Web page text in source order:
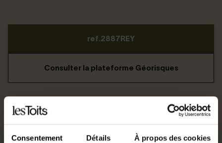
Consentement Détails À propos des cookies
ref.2887REY
Consulter la plateforme Géorisques